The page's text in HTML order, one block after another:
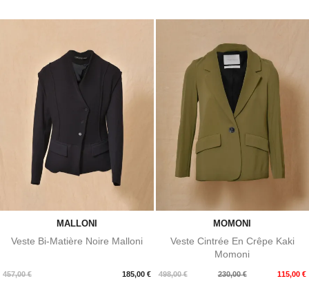
MALLONI
Veste Bi-Matière Noire Malloni
457,00 € 185,00 €
Prix
MOMONI
Veste Cintrée En Crêpe Kaki
Momoni
498,00 €
Prix
230,00 € 115,00 €
Prix